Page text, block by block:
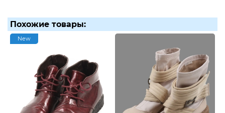
Похожие товары:
New